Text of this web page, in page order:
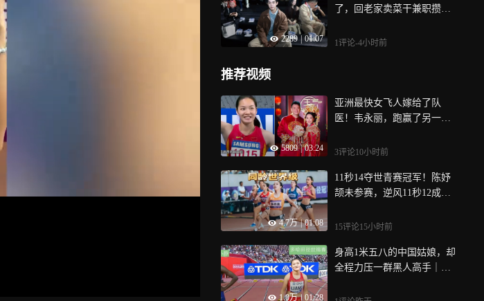
2289 01:07
了，回老家卖菜干兼职攒钱
1评论-4小时前
推荐视频
5809 | 03:24
亚洲最快女飞人嫁给了队
医！韦永丽，跑赢了另一种
3评论10小时前
4.7万 | 01:08
11秒14夺世青赛冠军！陈妤
颉未参赛，逆风11秒12成绩
15评论15小时前
1.0万 | 01:28
身高1米五八的中国姑娘，却
全程力压一群黑人高手｜体